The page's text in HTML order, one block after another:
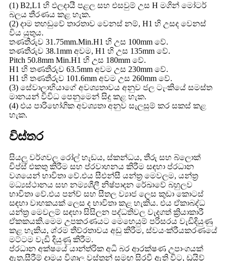
(1) B2,L1 හි ඵලදායී පළල සහ එසවුම් උස H මගින් මෝටර්
බලය තීරණය කළ හැක.
(2) දාම තහඩුවේ තාරතාව වෙනස් නම්, H1 හි උසද වෙනස්
විය යුතුය.
තණතීරුව 31.75mm.Min.H1 හි උස 100mm වේ.
තණතීරුව 38.1mm අවම, H1 හි උස 135mm වේ.
Pitch 50.8mm Min.H1 හි උස 180mm වේ.
H1 හි තණතීරුව 63.5mm අවම උස 230mm වේ.
H1 හි තණතීරුව 101.6mm අවම උස 260mm වේ.
(3) සේවාලාභියාගේ අවශ්‍යතාවය අනුව ජල ටැංකියේ සමස්ත
මානයන් විවිධ පෙනුමෙන් සිදු කළ හැක.
(4) එය පාරිභෝගික අවශ්‍යතා අනුව සැලසුම් කර සකස් කළ
හැක.
විස්තර
සියලු වර්ගවල රෝල් හැඩය, ස්කන්ධය, තීරු සහ බ්ලොක්
චිප්ස් එකතු කිරීම සහ ප්රවාහනය කිරීම සඳහා ප්රධාන
වශයෙන් භාවිතා වේ.එය සීඑන්සී යන්ත්‍ර මෙවලම, යන්ත්‍ර
මධ්‍යස්ථානය සහ නම්‍යශීලී නිෂ්පාදන රේඛාවේ බහුලව
භාවිතා වේ.එය පන්ච් සහ සීතල ව්‍යාජ ලෙස කුඩා කොටස්
සඳහා වාහකයක් ලෙස ද භාවිතා කළ හැකිය. එය ඒකාබද්ධ
යන්ත්‍ර මෙවලම් සඳහා සිසිලන පද්ධතිවල වැදගත් ක්‍රියාකාරී
ඒකකයකි.මෙම උපකරණයට මෙහෙයුම් පරිසරය වැඩිදියුණු
කළ හැකිය, ශ්රම තීව්රතාවය අඩු කිරීම, ස්වයංක්රීයකරණයේ
මට්ටම වැඩි දියුණු කිරීම.
ප්රධාන අක්ෂයේ යාන්ත්රික අධි බර ආරක්ෂණ උපාංගයක්
ඇත.සීරීම් දාමය විශාල වස්තූන් සමඟ සිරවී ඇති විට, ඩ්‍රයිව්